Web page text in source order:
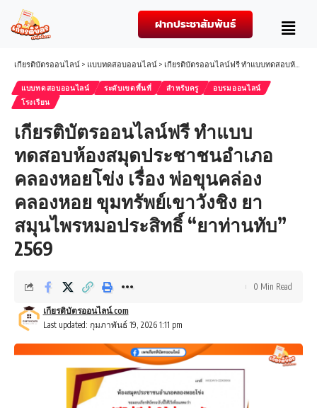
ฝากประชาสัมพันธ์
เกียรติบัตรออนไลน์ > แบบทดสอบออนไลน์ > เกียรติบัตรออนไลน์ฟรี ทำแบบทดสอบห้องสมุดประชาชนอำเภอคลองหอยโข่ง เรื่อง พ่อขุนคล่องคลองหอย ขุมทรัพย์เขาวังชิง ยาสมุนไพรหมอประสิทธิ์ “ยาท่านทับ” 2569
แบบทดสอบออนไลน์ ระดับเขตพื้นที่ สำหรับครู
อบรมออนไลน์
โรงเรียน
เกียรติบัตรออนไลน์ฟรี ทำแบบ
ทดสอบห้องสมุดประชาชนอำเภอ
คลองหอยโข่ง เรื่อง พ่อขุนคล่อง
คลองหอย ขุมทรัพย์เขาวังชิง ยา
สมุนไพรหมอประสิทธิ์ “ยาท่านทับ”
2569
Last updated: กุมภาพันธ์ 19, 2026 1:11 pm
เกียรติบัตรออนไลน์.com
0 Min Read